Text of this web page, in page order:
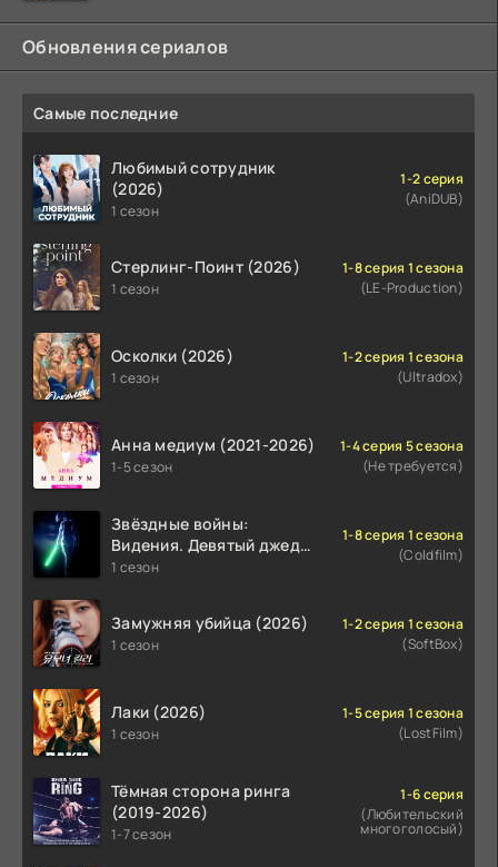
Обновления сериалов
Самые последние
Любимый сотрудник
(2026)
1 сезон
1-2 серия
(AniDUB)
Стерлинг-Поинт (2026)
1 сезон
1-8 серия 1 сезона
(LE-Production)
Осколки (2026)
1 сезон
1-2 серия 1 сезона
(Ultradox)
Анна медиум (2021-2026)
1-5 сезон
1-4 серия 5 сезона
(Не требуется)
Звёздные войны:
Видения. Девятый джедай
(2026)
1 сезон
1-8 серия 1 сезона
(Coldfilm)
Замужняя убийца (2026)
1 сезон
1-2 серия 1 сезона
(SoftBox)
Лаки (2026)
1 сезон
1-5 серия 1 сезона
(LostFilm)
Тёмная сторона ринга
(2019-2026)
1-7 сезон
1-6 серия
(Любительский
многоголосый)